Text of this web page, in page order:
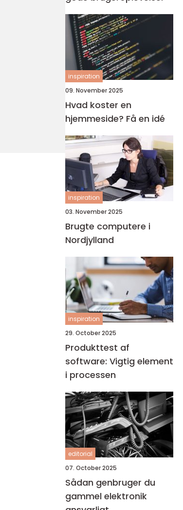
inspiration
09. November 2025
Hvad koster en
hjemmeside? Få en idé
inspiration
03. November 2025
Brugte computere i
Nordjylland
inspiration
29. October 2025
Produkttest af
software: Vigtig element
i processen
editorial
07. October 2025
Sådan genbruger du
gammel elektronik